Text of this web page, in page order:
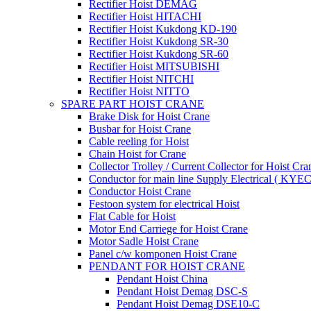
Rectifier Hoist DEMAG
Rectifier Hoist HITACHI
Rectifier Hoist Kukdong KD-190
Rectifier Hoist Kukdong SR-30
Rectifier Hoist Kukdong SR-60
Rectifier Hoist MITSUBISHI
Rectifier Hoist NITCHI
Rectifier Hoist NITTO
SPARE PART HOIST CRANE
Brake Disk for Hoist Crane
Busbar for Hoist Crane
Cable reeling for Hoist
Chain Hoist for Crane
Collector Trolley / Current Collector for Hoist
Conductor for main line Supply Electrical (
Conductor Hoist Crane
Festoon system for electrical Hoist
Flat Cable for Hoist
Motor End Carriege for Hoist Crane
Motor Sadle Hoist Crane
Panel c/w komponen Hoist Crane
PENDANT FOR HOIST CRANE
Pendant Hoist China
Pendant Hoist Demag DSC-S
Pendant Hoist Demag DSE10-C